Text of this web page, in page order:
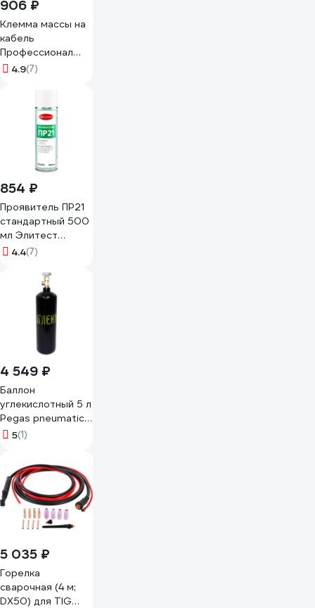
906 ₽
Клемма массы на
кабель
Профессионал
500А 99012
4.9(7)
854 ₽
Проявитель ПР21
стандартный 500
мл Элитест
00113305
4.4(7)
4 549 ₽
Баллон
углекислотный 5 л
Pegas pneumatic
111433
5(1)
5 035 ₽
Горелка
сварочная (4 м;
DX50) для TIG